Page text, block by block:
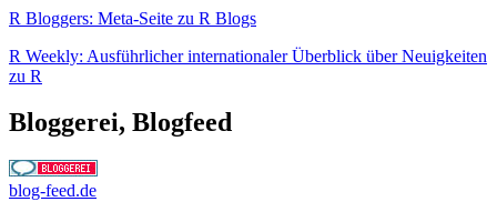
R Bloggers: Meta-Seite zu R Blogs
R Weekly: Ausführlicher internationaler Überblick über Neuigkeiten
zu R
Bloggerei, Blogfeed
blog-feed.de